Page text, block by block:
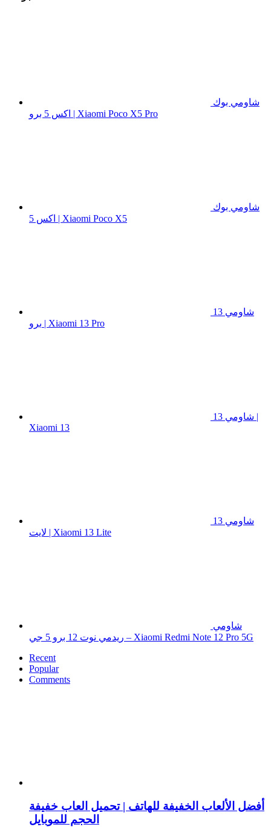
شاومي بوك
اكس 5 برو | Xiaomi Poco X5 Pro
شاومي بوك
اكس 5 | Xiaomi Poco X5
شاومي 13
برو | Xiaomi 13 Pro
شاومي 13 |
Xiaomi 13
شاومي 13
لايت | Xiaomi 13 Lite
شاومي
ريدمي نوت 12 برو 5 جي – Xiaomi Redmi Note 12 Pro 5G
Recent
Popular
Comments
أفضل الألعاب الخفيفة للهاتف | تحميل العاب خفيفة
الحجم للموبايل